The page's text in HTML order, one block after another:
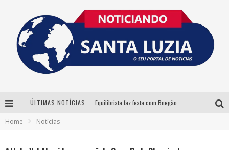
ÚLTIMAS NOTÍCIAS
Home Notícias